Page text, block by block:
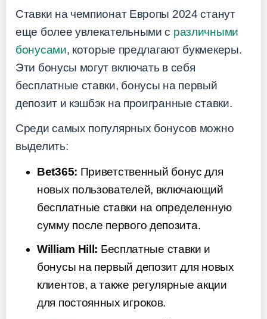
Ставки на чемпионат Европы 2024 станут
еще более увлекательными с различными
бонусами, которые предлагают букмекеры.
Эти бонусы могут включать в себя
бесплатные ставки, бонусы на первый
депозит и кэшбэк на проигранные ставки.
Среди самых популярных бонусов можно
выделить:
Bet365: Приветственный бонус для
новых пользователей, включающий
бесплатные ставки на определенную
сумму после первого депозита.
William Hill: Бесплатные ставки и
бонусы на первый депозит для новых
клиентов, а также регулярные акции
для постоянных игроков.